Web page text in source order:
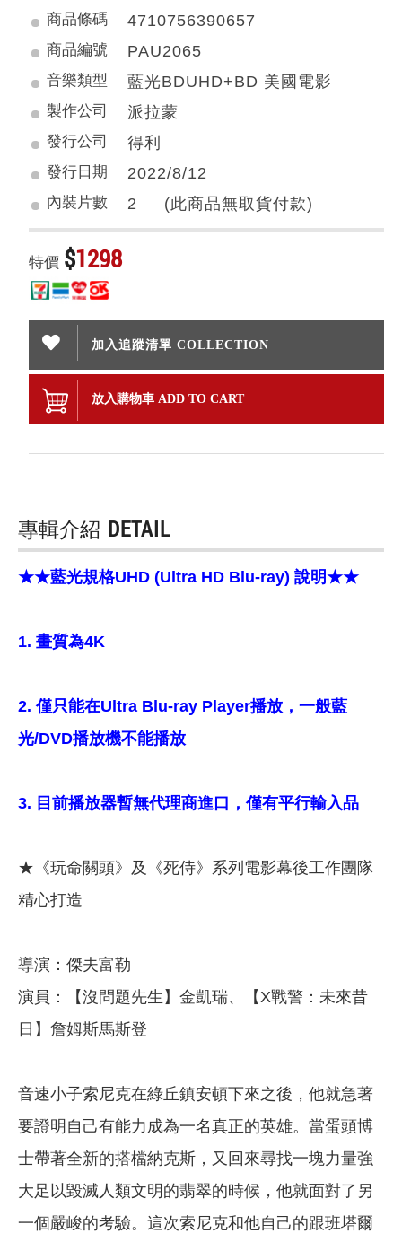
商品條碼 4710756390657
商品編號 PAU2065
音樂類型 藍光BDUHD+BD 美國電影
製作公司 派拉蒙
發行公司 得利
發行日期 2022/8/12
內裝片數 2 (此商品無取貨付款)
特價 $1298
加入追蹤清單 COLLECTION
放入購物車 ADD TO CART
專輯介紹 DETAIL
★★藍光規格UHD (Ultra HD Blu-ray) 說明★★
1. 畫質為4K
2. 僅只能在Ultra Blu-ray Player播放，一般藍
光/DVD播放機不能播放
3. 目前播放器暫無代理商進口，僅有平行輸入品
★《玩命關頭》及《死侍》系列電影幕後工作團隊
精心打造
導演：傑夫富勒
演員：【沒問題先生】金凱瑞、【X戰警：未來昔
日】詹姆斯馬斯登
音速小子索尼克在綠丘鎮安頓下來之後，他就急著
要證明自己有能力成為一名真正的英雄。當蛋頭博
士帶著全新的搭檔納克斯，又回來尋找一塊力量強
大足以毀滅人類文明的翡翠的時候，他就面對了另
一個嚴峻的考驗。這次索尼克和他自己的跟班塔爾